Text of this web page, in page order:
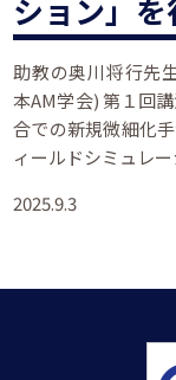
ション」を
助教の奥川将行先
本AM学会) 第１回
合での新規微細化
ィールドシミュレ
2025.9.3